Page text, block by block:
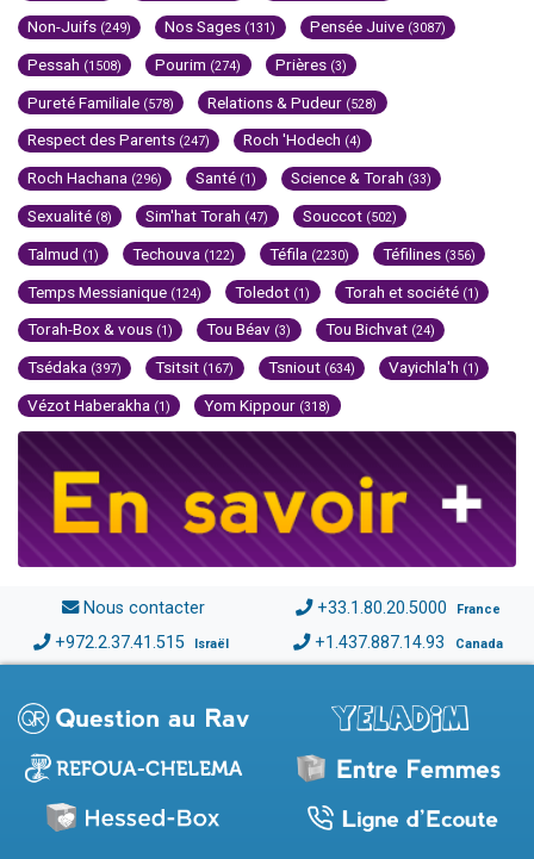
Non-Juifs (249) Nos Sages (131) Pensée Juive (3087)
Pessah (1508) Pourim (274) Prières (3)
Pureté Familiale (578) Relations & Pudeur (528)
Respect des Parents (247) Roch 'Hodech (4)
Roch Hachana (296) Santé (1) Science & Torah (33)
Sexualité (8) Sim'hat Torah (47) Souccot (502)
Talmud (1) Techouva (122) Téfila (2230) Téfilines (356)
Temps Messianique (124) Toledot (1) Torah et société (1)
Torah-Box & vous (1) Tou Béav (3) Tou Bichvat (24)
Tsédaka (397) Tsitsit (167) Tsniout (634) Vayichla'h (1)
Vézot Haberakha (1) Yom Kippour (318)
Nous contacter +33.1.80.20.5000 France
+972.2.37.41.515 Israël +1.437.887.14.93 Canada